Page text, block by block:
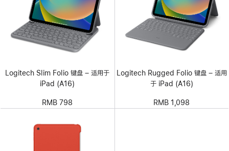
Logitech Slim Folio 键盘 – 适用于
iPad (A16)
RMB 798
Logitech Rugged Folio 键盘 – 适用
于 iPad (A16)
RMB 1,098